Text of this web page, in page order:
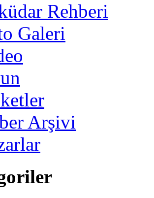
Rehberi
Galeri
Arşivi